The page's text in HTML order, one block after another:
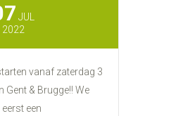
JUL
2022
vanaf zaterdag 3
Gent & Brugge!! We
een